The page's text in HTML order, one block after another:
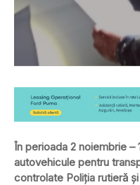
În perioada 2 noiembrie
autovehicule pentru
controlate Poliția rutieră